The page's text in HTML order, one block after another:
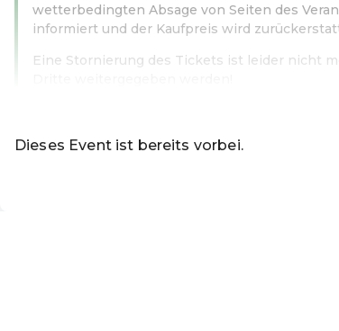
wetterbedingten Absage von Seiten des
informiert und der Kaufpreis wird
Eine Stornierung des Tickets ist leider nicht
Dieses Event ist bereits vorbei.